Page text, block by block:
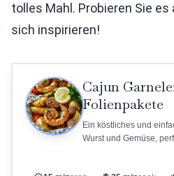
tolles Mahl. Probieren Sie es
sich inspirieren!
Cajun
Folienpakete
Ein köstliches und
Wurst und Gemüse,